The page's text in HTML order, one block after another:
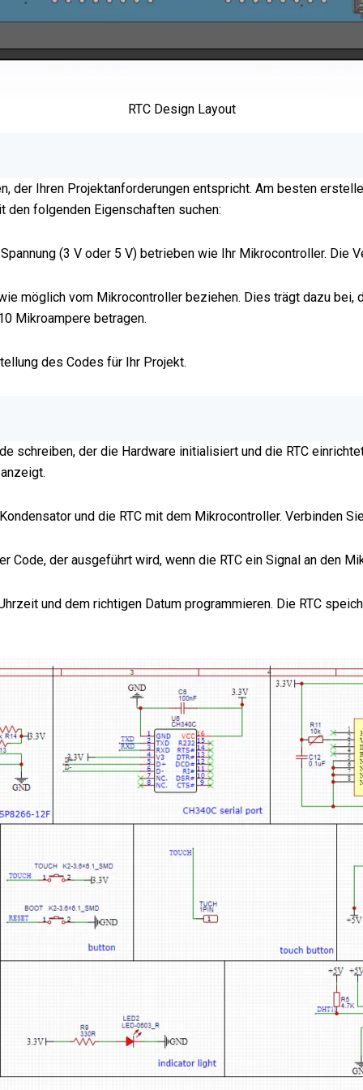
RTC Design Layout
der Ihren Projektanforderungen entspricht. Am besten
den folgenden Eigenschaften suchen:
(3 V oder 5 V) betrieben wie Ihr Mikrocontroller. Die
möglich vom Mikrocontroller beziehen. Dies trägt dazu bei,
Mikroampere betragen.
des Codes für Ihr Projekt.
schreiben, der die Hardware initialisiert und die RTC
und die RTC mit dem Mikrocontroller. Verbinden
Code, der ausgeführt wird, wenn die RTC ein Signal an den
und dem richtigen Datum programmieren. Die RTC